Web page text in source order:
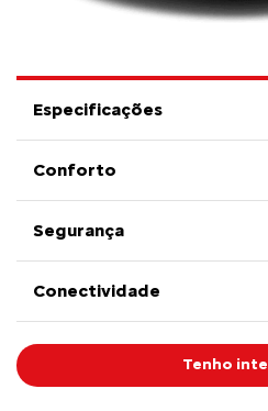
Especificações
Conforto
Segurança
Conectividade
Tenho